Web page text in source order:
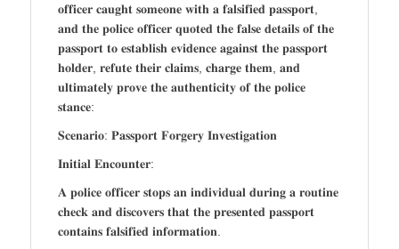
𝐨𝐟𝐟𝐢𝐜𝐞𝐫 𝐜𝐚𝐮𝐠𝐡𝐭 𝐬𝐨𝐦𝐞𝐨𝐧𝐞 𝐰𝐢𝐭𝐡 𝐚 𝐟𝐚𝐥𝐬𝐢𝐟𝐢𝐞𝐝 𝐩𝐚𝐬𝐬𝐩𝐨𝐫𝐭,
𝐚𝐧𝐝 𝐭𝐡𝐞 𝐩𝐨𝐥𝐢𝐜𝐞 𝐨𝐟𝐟𝐢𝐜𝐞𝐫 𝐪𝐮𝐨𝐭𝐞𝐝 𝐭𝐡𝐞 𝐟𝐚𝐥𝐬𝐞 𝐝𝐞𝐭𝐚𝐢𝐥𝐬 𝐨𝐟 𝐭𝐡𝐞
𝐩𝐚𝐬𝐬𝐩𝐨𝐫𝐭 𝐭𝐨 𝐞𝐬𝐭𝐚𝐛𝐥𝐢𝐬𝐡 𝐞𝐯𝐢𝐝𝐞𝐧𝐜𝐞 𝐚𝐠𝐚𝐢𝐧𝐬𝐭 𝐭𝐡𝐞 𝐩𝐚𝐬𝐬𝐩𝐨𝐫𝐭
𝐡𝐨𝐥𝐝𝐞𝐫, 𝐫𝐞𝐟𝐮𝐭𝐞 𝐭𝐡𝐞𝐢𝐫 𝐜𝐥𝐚𝐢𝐦𝐬, 𝐜𝐡𝐚𝐫𝐠𝐞 𝐭𝐡𝐞𝐦, 𝐚𝐧𝐝
𝐮𝐥𝐭𝐢𝐦𝐚𝐭𝐞𝐥𝐲 𝐩𝐫𝐨𝐯𝐞 𝐭𝐡𝐞 𝐚𝐮𝐭𝐡𝐞𝐧𝐭𝐢𝐜𝐢𝐭𝐲 𝐨𝐟 𝐭𝐡𝐞 𝐩𝐨𝐥𝐢𝐜𝐞
𝐬𝐭𝐚𝐧𝐜𝐞:
𝐒𝐜𝐞𝐧𝐚𝐫𝐢𝐨: 𝐏𝐚𝐬𝐬𝐩𝐨𝐫𝐭 𝐅𝐨𝐫𝐠𝐞𝐫𝐲 𝐈𝐧𝐯𝐞𝐬𝐭𝐢𝐠𝐚𝐭𝐢𝐨𝐧
𝐈𝐧𝐢𝐭𝐢𝐚𝐥 𝐄𝐧𝐜𝐨𝐮𝐧𝐭𝐞𝐫:
𝐀 𝐩𝐨𝐥𝐢𝐜𝐞 𝐨𝐟𝐟𝐢𝐜𝐞𝐫 𝐬𝐭𝐨𝐩𝐬 𝐚𝐧 𝐢𝐧𝐝𝐢𝐯𝐢𝐝𝐮𝐚𝐥 𝐝𝐮𝐫𝐢𝐧𝐠 𝐚 𝐫𝐨𝐮𝐭𝐢𝐧𝐞
𝐜𝐡𝐞𝐜𝐤 𝐚𝐧𝐝 𝐝𝐢𝐬𝐜𝐨𝐯𝐞𝐫𝐬 𝐭𝐡𝐚𝐭 𝐭𝐡𝐞 𝐩𝐫𝐞𝐬𝐞𝐧𝐭𝐞𝐝 𝐩𝐚𝐬𝐬𝐩𝐨𝐫𝐭
𝐜𝐨𝐧𝐭𝐚𝐢𝐧𝐬 𝐟𝐚𝐥𝐬𝐢𝐟𝐢𝐞𝐝 𝐢𝐧𝐟𝐨𝐫𝐦𝐚𝐭𝐢𝐨𝐧.